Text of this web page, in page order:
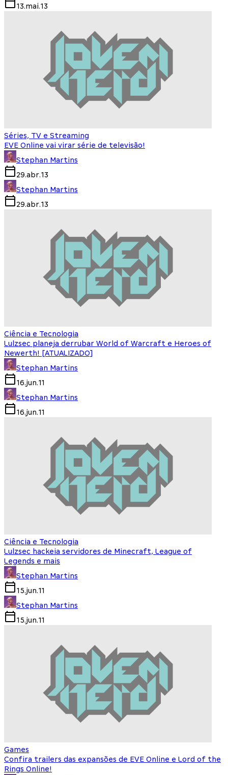
13.mai.13
Séries, TV e Streaming
EVE Online vai virar série de televisão!
Stephan Martins
29.abr.13
Stephan Martins
29.abr.13
Ciência e Tecnologia
Lulzsec planeja derrubar World of Warcraft e Heroes of
Newerth! [ATUALIZADO]
Stephan Martins
16.jun.11
Stephan Martins
16.jun.11
Ciência e Tecnologia
Lulzsec hackeia servidores de Minecraft, League of
Legends e mais
Stephan Martins
15.jun.11
Stephan Martins
15.jun.11
Games
Confira trailers das expansões de EVE Online e Lord of the
Rings Online!